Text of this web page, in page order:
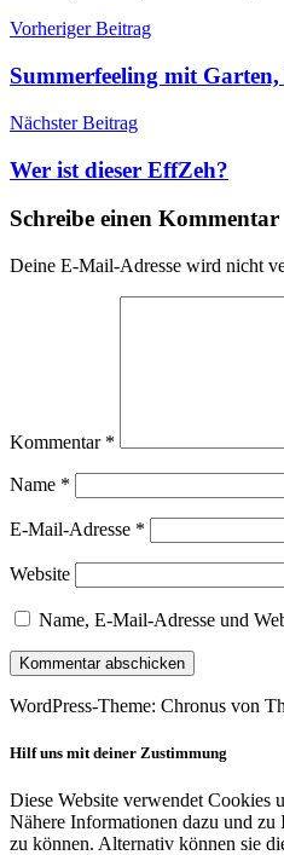
Schlagwörter:
FC
baumgart,
Gisdol
Beitragsnavigation
Vorheriger Beitrag
Summerfeeling mit
Nächster Beitrag
Wer ist dieser EffZeh?
Schreibe einen Kommentar
Deine E-Mail-Adresse wird nicht
Kommentar *
Name *
E-Mail-Adresse *
Website
Name, E-Mail-Adresse und
WordPress-Theme: Chronus von
Hilf uns mit deiner Zustimmung
Diese Website verwendet Cookies
Nähere Informationen dazu und zu
zu können. Alternativ können sie